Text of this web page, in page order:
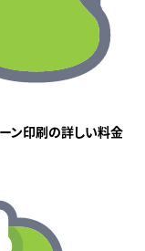
ン印刷の詳しい料金